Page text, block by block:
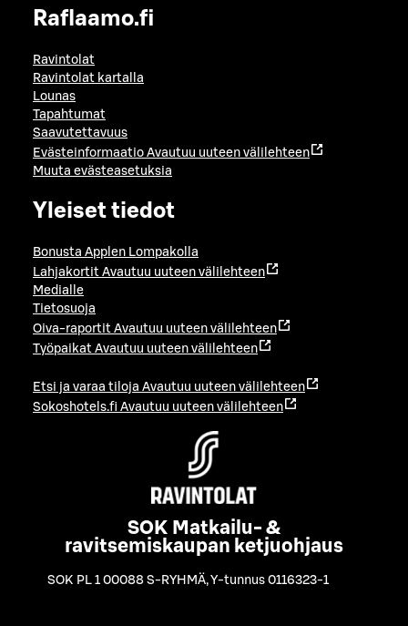
Raflaamo.fi
Ravintolat
Ravintolat kartalla
Lounas
Tapahtumat
Saavutettavuus
Evästeinformaatio Avautuu uuteen välilehteen
Muuta evästeasetuksia
Yleiset tiedot
Bonusta Applen Lompakolla
Lahjakortit Avautuu uuteen välilehteen
Medialle
Tietosuoja
Oiva-raportit Avautuu uuteen välilehteen
Työpaikat Avautuu uuteen välilehteen
Etsi ja varaa tiloja Avautuu uuteen välilehteen
Sokoshotels.fi Avautuu uuteen välilehteen
SOK Matkailu- &
ravitsemiskaupan ketjuohjaus
SOK PL 1 00088 S-RYHMÄ,Y-tunnus 0116323-1